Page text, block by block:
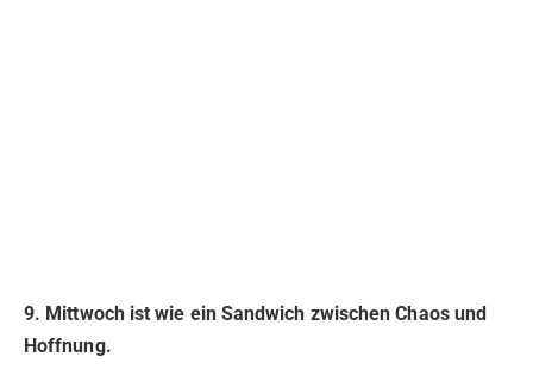
9. Mittwoch ist wie ein Sandwich zwischen Chaos und
Hoffnung.